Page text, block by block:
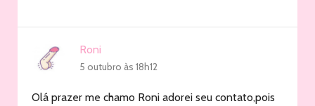
Roni
5 outubro às 18h12
Olá prazer me chamo Roni adorei seu contato,pois